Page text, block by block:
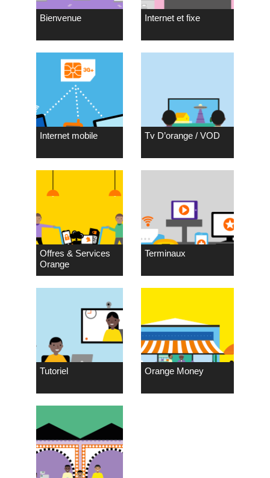
Bienvenue Internet et fixe
Internet mobile Tv D’orange / VOD
Offres & Services
Orange
Terminaux
Tutoriel Orange Money